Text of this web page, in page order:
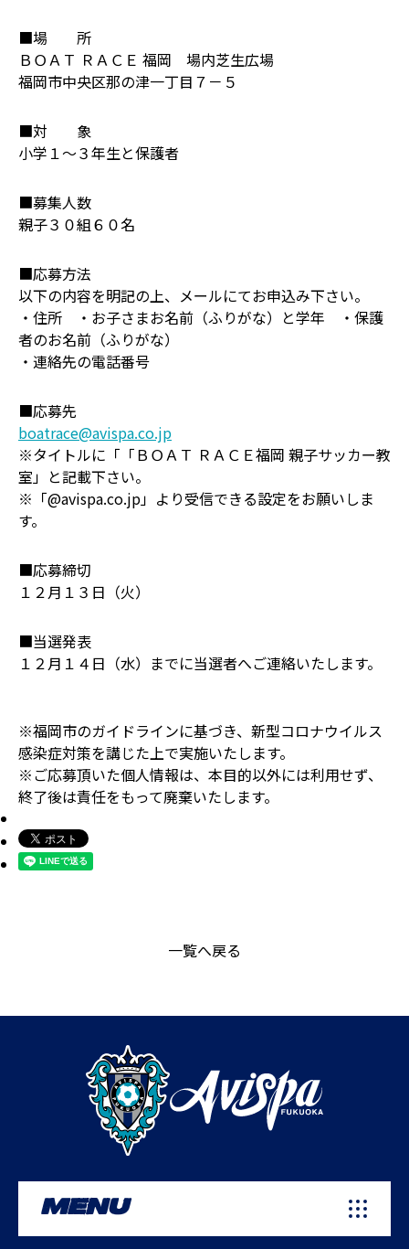
■場 所
ＢＯＡＴ ＲＡＣＥ 福岡 場内芝生広場
福岡市中央区那の津一丁目７－５
■対 象
小学１～３年生と保護者
■募集人数
親子３０組６０名
■応募方法
以下の内容を明記の上、メールにてお申込み下さい。
・住所 ・お子さまお名前（ふりがな）と学年 ・保護
者のお名前（ふりがな）
・連絡先の電話番号
■応募先
boatrace@avispa.co.jp
※タイトルに「「ＢＯＡＴ ＲＡＣＥ福岡 親子サッカー教
室」と記載下さい。
※「@avispa.co.jp」より受信できる設定をお願いしま
す。
■応募締切
１２月１３日（火）
■当選発表
１２月１４日（水）までに当選者へご連絡いたします。
※福岡市のガイドラインに基づき、新型コロナウイルス
感染症対策を講じた上で実施いたします。
※ご応募頂いた個人情報は、本目的以外には利用せず、
終了後は責任をもって廃棄いたします。
一覧へ戻る
MENU